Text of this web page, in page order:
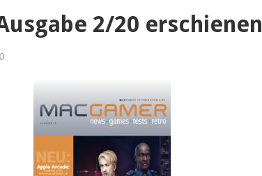
2/20 erschienen